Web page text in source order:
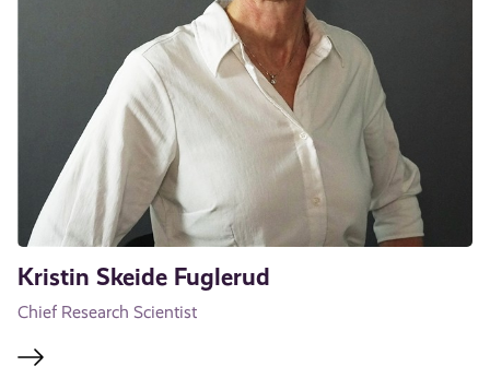
Kristin Skeide Fuglerud
Chief Research Scientist